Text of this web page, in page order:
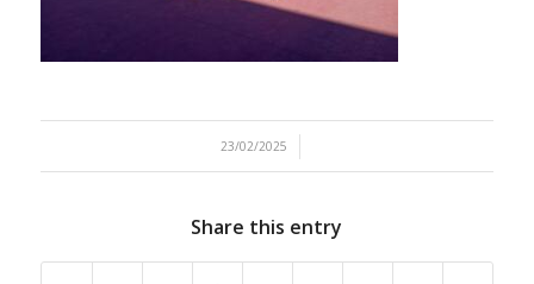
23/02/2025
/
Share this entry